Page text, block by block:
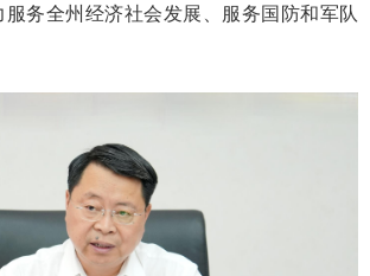
务全州经济社会发展、服务国防和军队